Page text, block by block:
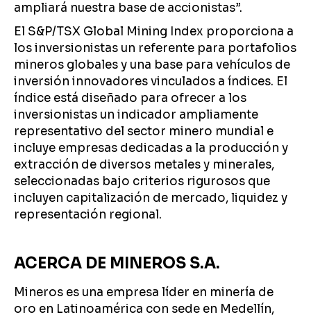
ampliará nuestra base de accionistas”.
El S&P/TSX Global Mining Index proporciona a
los inversionistas un referente para portafolios
mineros globales y una base para vehículos de
inversión innovadores vinculados a índices. El
índice está diseñado para ofrecer a los
inversionistas un indicador ampliamente
representativo del sector minero mundial e
incluye empresas dedicadas a la producción y
extracción de diversos metales y minerales,
seleccionadas bajo criterios rigurosos que
incluyen capitalización de mercado, liquidez y
representación regional.
ACERCA DE MINEROS S.A.
Mineros es una empresa líder en minería de
oro en Latinoamérica con sede en Medellín,